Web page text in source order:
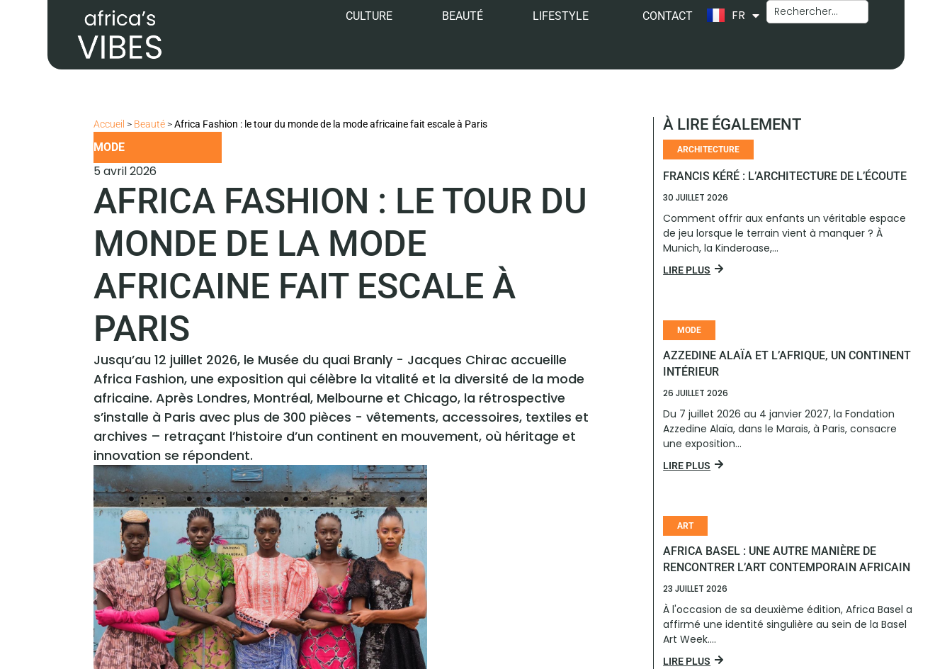
CULTURE BEAUTÉ LIFESTYLE CONTACT FR
EN
Accueil > Beauté>Africa Fashion : le tour du monde de la mode africaine fait escale à Paris
MODE
5 avril 2026
AFRICA FASHION : LE TOUR DU
MONDE DE LA MODE
AFRICAINE FAIT ESCALE À
PARIS
Jusqu’au 12 juillet 2026, le Musée du quai Branly - Jacques Chirac accueille
Africa Fashion, une exposition qui célèbre la vitalité et la diversité de la mode
africaine. Après Londres, Montréal, Melbourne et Chicago, la rétrospective
s’installe à Paris avec plus de 300 pièces - vêtements, accessoires, textiles et
archives – retraçant l’histoire d’un continent en mouvement, où héritage et
innovation se répondent.
À LIRE ÉGALEMENT
ARCHITECTURE
FRANCIS KÉRÉ : L’ARCHITECTURE DE L’ÉCOUTE
30 JUILLET 2026
Comment offrir aux enfants un véritable espace
de jeu lorsque le terrain vient à manquer ? À
Munich, la Kinderoase,...
LIRE PLUS
MODE
AZZEDINE ALAÏA ET L’AFRIQUE, UN CONTINENT
INTÉRIEUR
26 JUILLET 2026
Du 7 juillet 2026 au 4 janvier 2027, la Fondation
Azzedine Alaïa, dans le Marais, à Paris, consacre
une exposition...
LIRE PLUS
ART
AFRICA BASEL : UNE AUTRE MANIÈRE DE
RENCONTRER L’ART CONTEMPORAIN AFRICAIN
23 JUILLET 2026
À l'occasion de sa deuxième édition, Africa Basel a
affirmé une identité singulière au sein de la Basel
Art Week....
LIRE PLUS